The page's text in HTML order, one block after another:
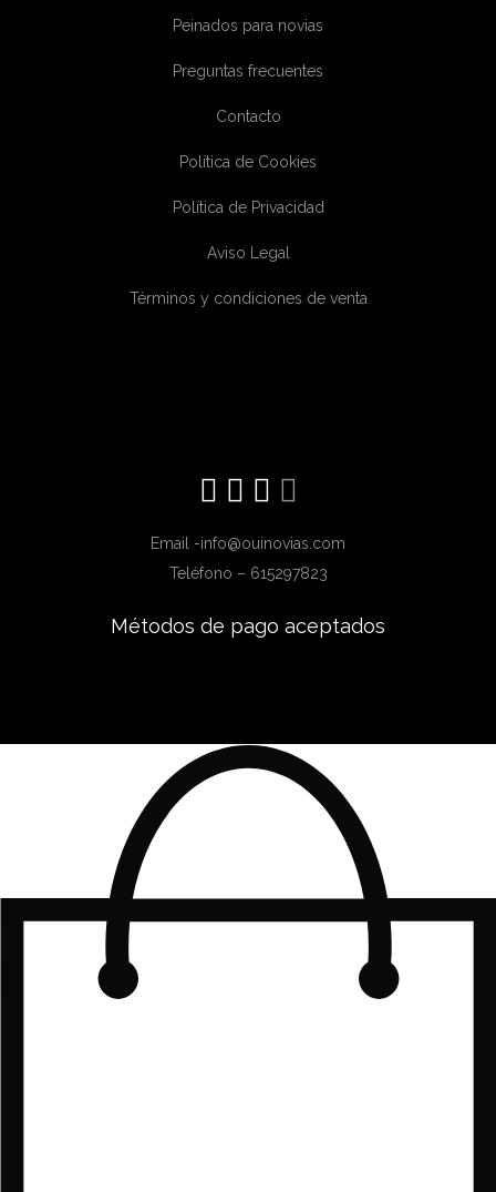
Peinados para novias
Preguntas frecuentes
Contacto
Política de Cookies
Política de Privacidad
Aviso Legal
Términos y condiciones de venta
Email -info@ouinovias.com
Teléfono – 615297823
Métodos de pago aceptados